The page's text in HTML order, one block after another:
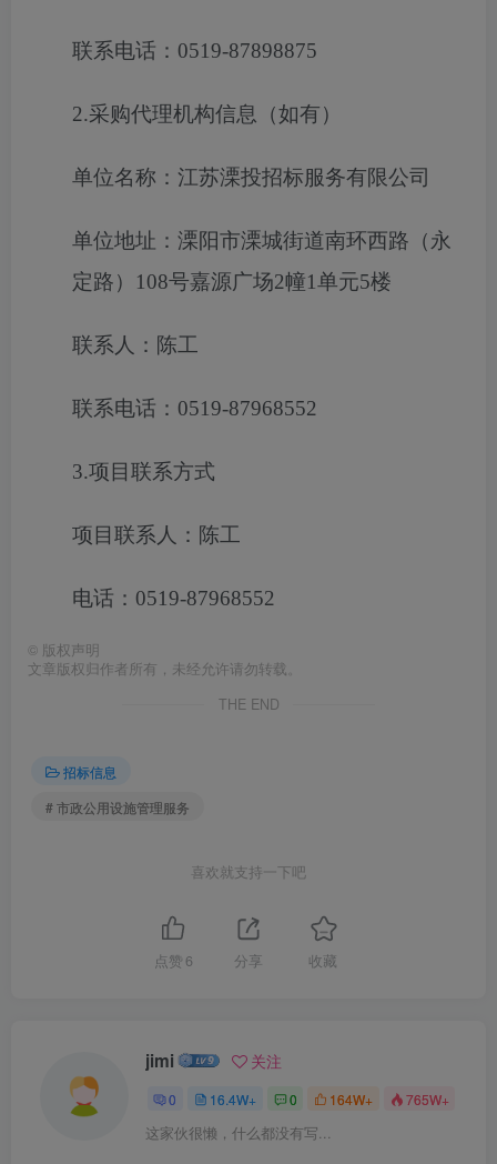
联系电话：0519-87898875
2.采购代理机构信息（如有）
单位名称：江苏溧投招标服务有限公司
单位地址：溧阳市溧城街道南环西路（永
定路）108号嘉源广场2幢1单元5楼
联系人：陈工
联系电话：0519-87968552
3.项目联系方式
项目联系人：陈工
电话：0519-87968552
© 版权声明
文章版权归作者所有，未经允许请勿转载。
THE END
招标信息
# 市政公用设施管理服务
喜欢就支持一下吧
点赞 6 分享 收藏
jimi 关注
0 16.4W+ 0 164W+ 765W+
这家伙很懒，什么都没有写...